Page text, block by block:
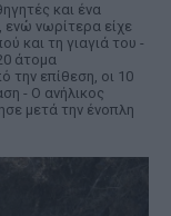
και ένα
ενώ νωρίτερα είχε
και τη γιαγιά του -
άτομα
την επίθεση, οι 10
- Ο ανήλικος
μετά την ένοπλη